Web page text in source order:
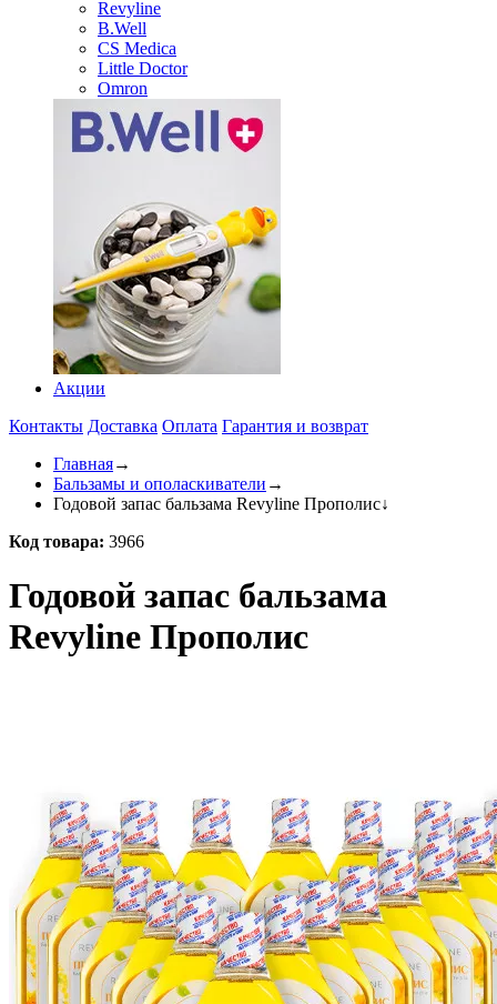
Revyline
B.Well
CS Medica
Little Doctor
Omron
Акции
Контакты Доставка Оплата Гарантия и возврат
Главная→
Бальзамы и ополаскиватели →
Годовой запас бальзама Revyline Прополис↓
Код товара: 3966
Годовой запас бальзама
Revyline Прополис